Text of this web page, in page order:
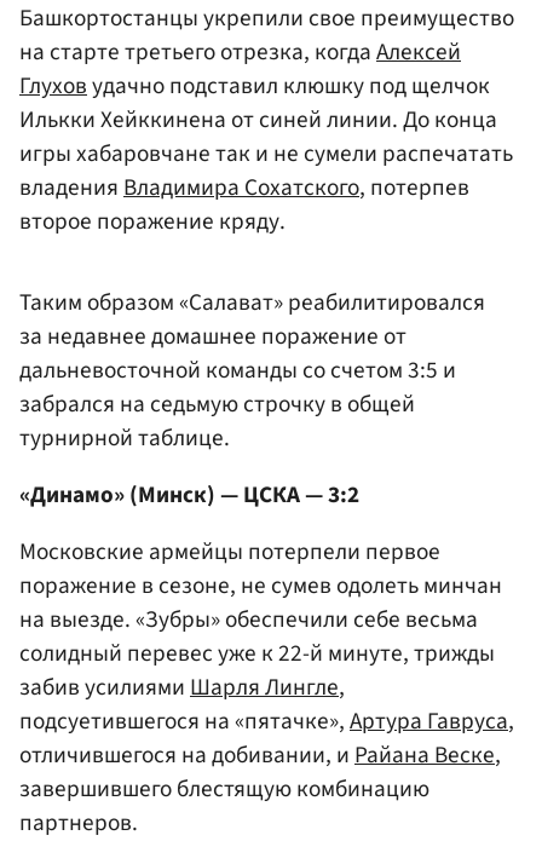
Башкортостанцы укрепили свое преимущество
на старте третьего отрезка, когдаАлексей
Глуховудачно подставил клюшку под щелчок
Илькки Хейккинена от синей линии. До конца
игры хабаровчане так и не сумели распечатать
владенияВладимира Сохатского, потерпев
второе поражение кряду.
Таким образом «Салават» реабилитировался
за недавнее домашнее поражение от
дальневосточной команды со счетом 3:5 и
забрался на седьмую строчку в общей
турнирной таблице.
«Динамо» (Минск) — ЦСКА — 3:2
Московские армейцы потерпели первое
поражение в сезоне, не сумев одолеть минчан
на выезде. «Зубры» обеспечили себе весьма
солидный перевес уже к 22-й минуте, трижды
забив усилиямиШарля Лингле,
подсуетившегося на «пятачке»,Артура Гавруса,
отличившегося на добивании, иРайана Веске,
завершившего блестящую комбинацию
партнеров.